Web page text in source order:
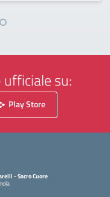
su:
Play Store
- Sacro Cuore
la pagina iniziale della scuola